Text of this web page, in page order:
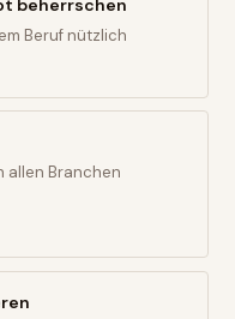
beherrschen
Beruf nützlich
allen Branchen